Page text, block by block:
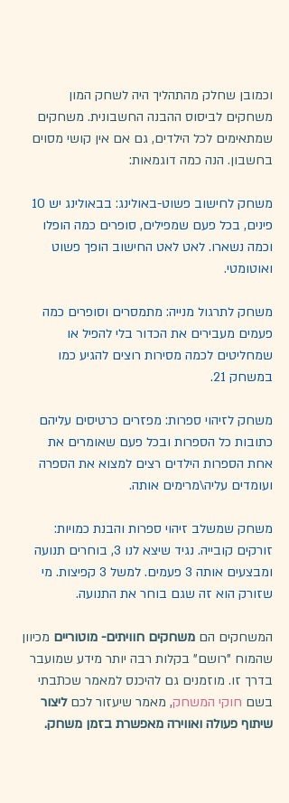
וכמובן שחלק מהתהליך היה לשחק המון
משחקים לביסוס ההבנה החשבונית. משחקים
שמתאימים לכל הילדים, גם אם אין קושי מסוים
בחשבון. הנה כמה דוגמאות:
פינים, בכל פעם שמפילים, סופרים כמה הופלו
וכמה נשארו. לאט לאט החישוב הופך פשוט
ואוטומטי.
משחק לתרגול מנייה: מתמסרים וסופרים כמה
פעמים מעבירים את הכדור בלי להפיל או
שמחליטים לכמה מסירות רוצים להגיע כמו
במשחק 21.
משחק לזיהוי ספרות: מפזרים כרטיסים עליהם
כתובות כל הספרות ובכל פעם שאומרים את
אחת הספרות הילדים רצים למצוא את הספרה
ועומדים עליה\מרימים אותה.
משחק שמשלב זיהוי ספרות והבנת כמויות:
זורקים קובייה. נגיד שיצא לנו 3, בוחרים תנועה
ומבצעים אותה 3 פעמים. למשל 3 קפיצות. מי
שזורק הוא זה שגם בוחר את התנועה.
המשחקים הם משחקים חוויתים- מוטוריים מכיוון
שהמוח "רושם" בקלות רבה יותר מידע שמועבר
בדרך זו. מוזמנים גם להיכנס למאמר שכתבתי
בשם חוקי המשחק, מאמר שיעזור לכם ליצור
שיתוף פעולה ואווירה מאפשרת בזמן משחק.